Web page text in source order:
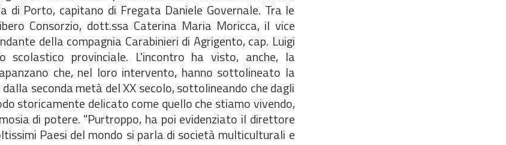
Porto, capitano di Fregata Daniele Governale. Tra le
Consorzio, dott.ssa Caterina Maria Moricca, il vice
della compagnia Carabinieri di Agrigento, cap. Luigi
provinciale. L'incontro ha visto, anche, la
che, nel loro intervento, hanno sottolineato la
seconda metà del XX secolo, sottolineando che dagli
storicamente delicato come quello che stiamo vivendo,
di potere. "Purtroppo, ha poi evidenziato il direttore
Paesi del mondo si parla di società multiculturali e